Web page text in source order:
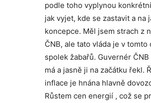
podle toho vyplynou
jak vyjet, kde se zastavit a na
koncepce. Měl jsem strach z
ČNB, ale tato vláda je v
spolek žabařů. Guvernér
má a jasně ji na začátku řekl.
inflace je hnána hlavně
Růstem cen energií , což se